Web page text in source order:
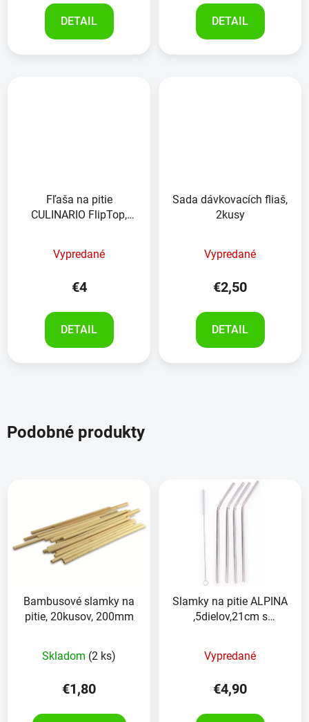
DETAIL DETAIL
Fľaša na pitie
CULINARIO FlipTop,
Vypredané
€4
DETAIL
Sada dávkovacích fliaš,
2kusy
Vypredané
€2,50
DETAIL
Podobné produkty
Bambusové slamky na
pitie, 20kusov, 200mm
Skladom (2 ks)
€1,80
Slamky na pitie ALPINA
,5dielov,21cm s
Vypredané
€4,90